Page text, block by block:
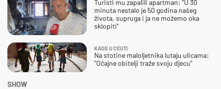
Turisti mu zapalili apartman: "U 30
minuta nestalo je 50 godina našeg
života, supruga i ja ne možemo oka
sklopiti"
KAOS U CEUTI
Na stotine maloljetnika lutaju ulicama:
"Očajne obitelji traže svoju djecu"
SHOW